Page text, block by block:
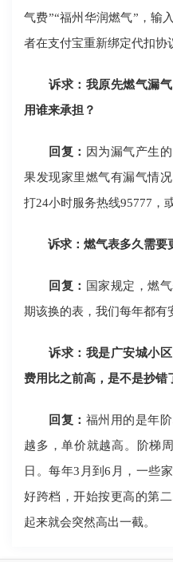
气费”“福州华润燃气”，输
者在支付宝重新绑定代扣协
诉求：我原先燃气漏
用谁来承担？
回复： 因为漏气产生
果发现家里燃气有漏气情
打24小时服务热线95777，
诉求：燃气表多久需要
回复： 国家规定，燃
期该换的表，我们每年都有
诉求：我是广安城小
费用比之前高，是不是抄错
回复： 福州用的是年
越多，单价就越高。阶梯
日。每年3月到6月，一些
好跨档，开始按更高的第
起来就会突然高出一截。